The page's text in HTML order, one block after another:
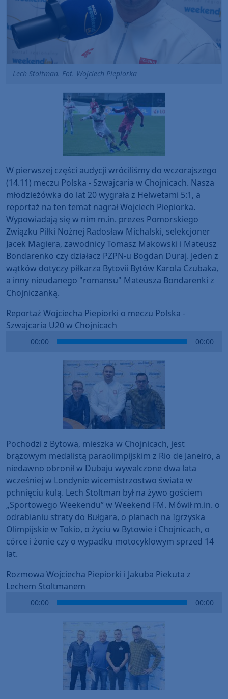
Lech Stoltman. Fot. Wojciech Piepiorka
W pierwszej części audycji wróciliśmy do wczorajszego
(14.11) meczu Polska - Szwajcaria w Chojnicach. Nasza
młodzieżówka do lat 20 wygrała z Helwetami 5:1, a
reportaż na ten temat nagrał Wojciech Piepiorka.
Wypowiadają się w nim m.in. prezes Pomorskiego
Związku Piłki Nożnej Radosław Michalski, selekcjoner
Jacek Magiera, zawodnicy Tomasz Makowski i Mateusz
Bondarenko czy działacz PZPN-u Bogdan Duraj. Jeden z
wątków dotyczy piłkarza Bytovii Bytów Karola Czubaka,
a inny nieudanego "romansu" Mateusza Bondarenki z
Chojniczanką.
Reportaż Wojciecha Piepiorki o meczu Polska -
Szwajcaria U20 w Chojnicach
00:00 00:00
Pochodzi z Bytowa, mieszka w Chojnicach, jest
brązowym medalistą paraolimpijskim z Rio de Janeiro, a
niedawno obronił w Dubaju wywalczone dwa lata
wcześniej w Londynie wicemistrzostwo świata w
pchnięciu kulą. Lech Stoltman był na żywo gościem
„Sportowego Weekendu” w Weekend FM. Mówił m.in. o
odrabianiu straty do Bułgara, o planach na Igrzyska
Olimpijskie w Tokio, o życiu w Bytowie i Chojnicach, o
córce i żonie czy o wypadku motocyklowym sprzed 14
lat.
Rozmowa Wojciecha Piepiorki i Jakuba Piekuta z
Lechem Stoltmanem
00:00 00:00